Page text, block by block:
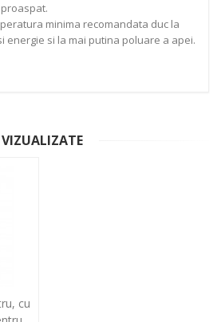
minima recomandata duc la
energie si la mai putina poluare a apei.
VIZUALIZATE
cu